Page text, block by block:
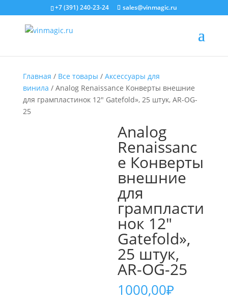
+7 (391) 240-23-24 sales@vinmagic.ru
Главная / Все товары / Аксессуары для
винила / Analog Renaissance Конверты внешние
для грампластинок 12″ Gatefold», 25 штук, AR-OG-
25
Analog
Renaissanc
e Конверты
внешние
для
грампласти
нок 12″
Gatefold»,
25 штук,
AR-OG-25
1000,00₽